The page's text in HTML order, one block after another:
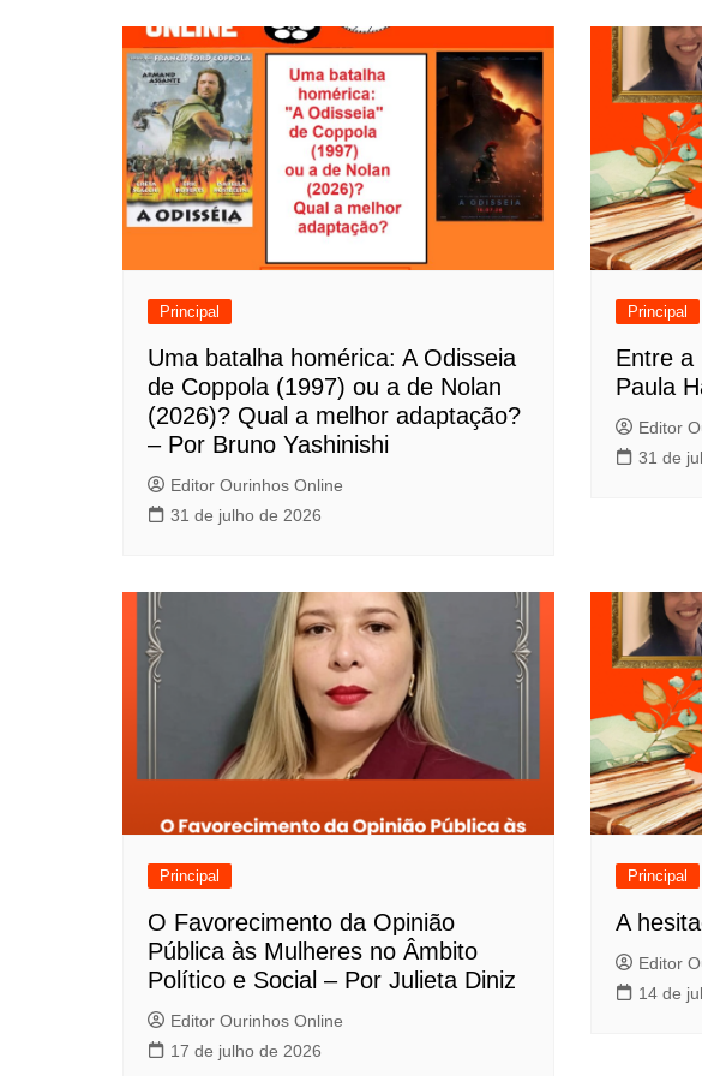
v
e
g
a
ç
ã
t
Principal
Uma batalha homérica: A Odisseia
de Coppola (1997) ou a de Nolan
(2026)? Qual a melhor adaptação?
– Por Bruno Yashinishi
Editor Ourinhos Online
31 de julho de 2026
Principal
Entre a
Paula
Editor
31 de
Principal
O Favorecimento da Opinião
Pública às Mulheres no Âmbito
Político e Social – Por Julieta Diniz
Editor Ourinhos Online
17 de julho de 2026
Principal
A
Editor
14 de